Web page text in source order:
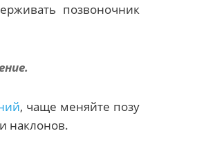
позвоночник
, чаще меняйте позу
наклонов.